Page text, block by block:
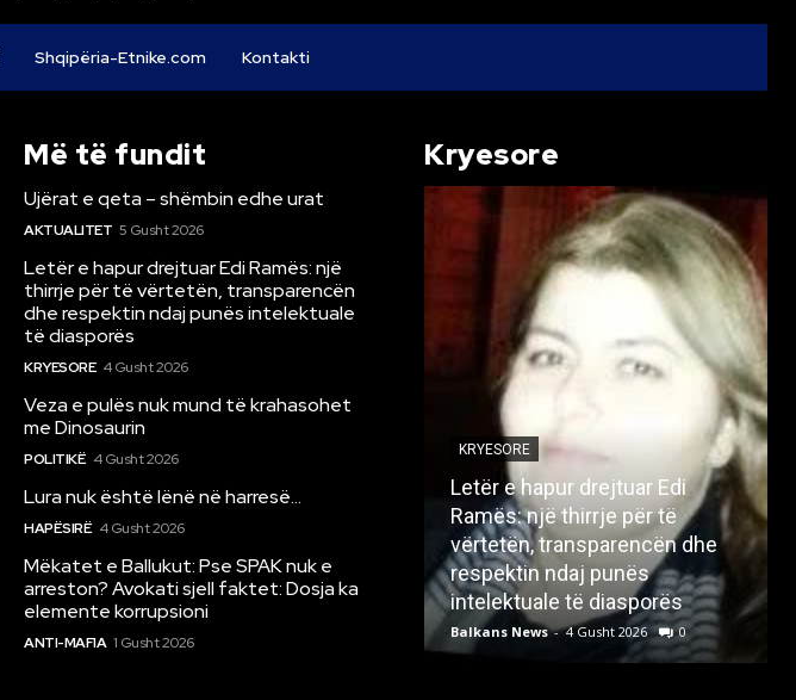
Shqipëria-Etnike.com Kontakti
Më të fundit
Ujërat e qeta – shëmbin edhe urat
AKTUALITET 5 Gusht 2026
Letër e hapur drejtuar Edi Ramës: një
thirrje për të vërtetën, transparencën
dhe respektin ndaj punës intelektuale
të diasporës
KRYESORE 4 Gusht 2026
Veza e pulës nuk mund të krahasohet
me Dinosaurin
POLITIKË 4 Gusht 2026
Lura nuk është lënë në harresë…
HAPËSIRË 4 Gusht 2026
Mëkatet e Ballukut: Pse SPAK nuk e
arreston? Avokati sjell faktet: Dosja ka
elemente korrupsioni
ANTI-MAFIA 1 Gusht 2026
Kryesore
KRYESORE
Letër e hapur drejtuar Edi
Ramës: një thirrje për të
vërtetën, transparencën dhe
respektin ndaj punës
intelektuale të diasporës
Balkans News - 4 Gusht 2026 0